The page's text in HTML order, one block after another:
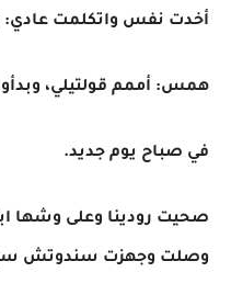
أخدت نفس واتكلمت عادي:
همس: أممم قولتيلي،
في صباح يوم جديد.
صحيت رودينا وعلى وشها
وصلت وجهزت سندوتش